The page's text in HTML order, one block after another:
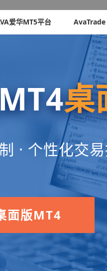
爱华MT5平台
桌
· 个性化交
面版MT4